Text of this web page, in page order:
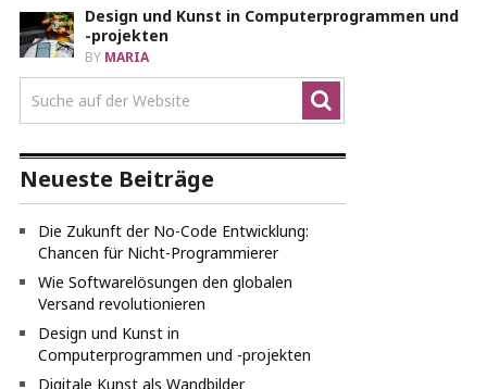
Design und Kunst in Computerprogrammen und
-projekten
BY MARIA
Neueste Beiträge
Die Zukunft der No-Code Entwicklung:
Chancen für Nicht-Programmierer
Wie Softwarelösungen den globalen
Versand revolutionieren
Design und Kunst in
Computerprogrammen und -projekten
Digitale Kunst als Wandbilder